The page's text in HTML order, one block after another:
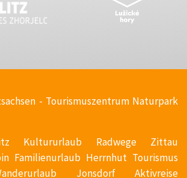
- Tourismuszentrum Naturpark
Kultururlaub Radwege Zittau
Familienurlaub Herrnhut Tourismus
Jonsdorf Aktivreise